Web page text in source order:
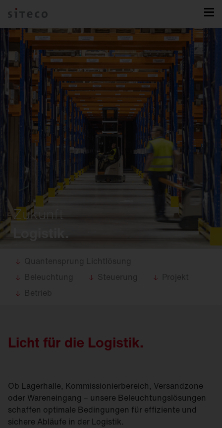
Zukunft
Logistik.
Quantensprung Lichtlösung
Beleuchtung
Steuerung
Projekt
Betrieb
Licht für die Logistik.
Ob Lagerhalle, Kommissionierbereich, Versandzone
oder Wareneingang – unsere Beleuchtungslösungen
schaffen optimale Bedingungen für effiziente und
sichere Abläufe in der Logistik.